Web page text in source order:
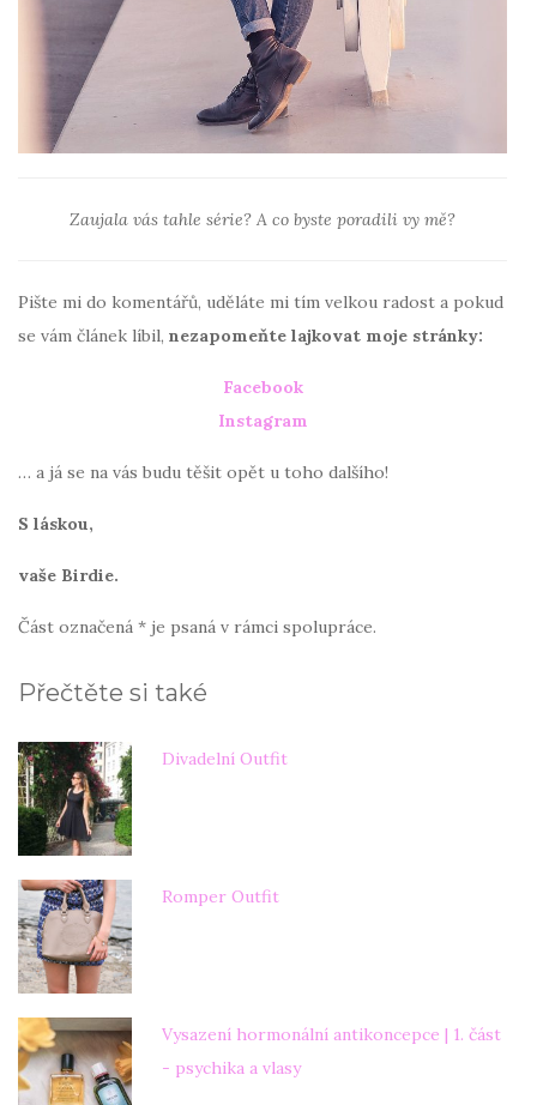
Zaujala vás tahle série? A co byste poradili vy mě?
Pište mi do komentářů, uděláte mi tím velkou radost a pokud
se vám článek líbil, nezapomeňte lajkovat moje stránky:
Facebook
Instagram
… a já se na vás budu těšit opět u toho dalšího!
S láskou,
vaše Birdie.
Část označená * je psaná v rámci spolupráce.
Přečtěte si také
Divadelní Outfit
Romper Outfit
Vysazení hormonální antikoncepce | 1. část
- psychika a vlasy